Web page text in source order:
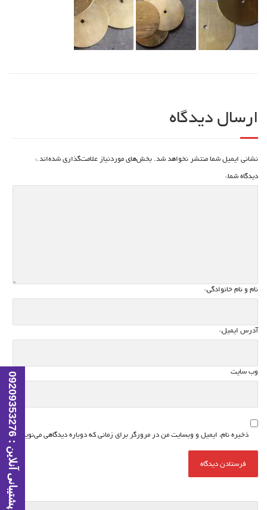
ارسال دیدگاه
نشانی ایمیل شما منتشر نخواهد شد. بخش‌های موردنیاز علامت‌گذاری شده‌اند *
دیدگاه شما*
نام و نام خانوادگی*
آدرس ایمیل*
وب سایت
ذخیره نام، ایمیل و وبسایت من در مرورگر برای زمانی که دوباره دیدگاهی می‌نویسم.پ
ش
ت
ی
ب
ا
ن
ی
آ
ن
ل
ا
ی
ن
:
0
9
2
0
9
3
5
3
2
7
6